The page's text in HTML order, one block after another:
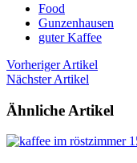
Food
Gunzenhausen
guter Kaffee
Vorheriger Artikel
Nächster Artikel
Ähnliche Artikel